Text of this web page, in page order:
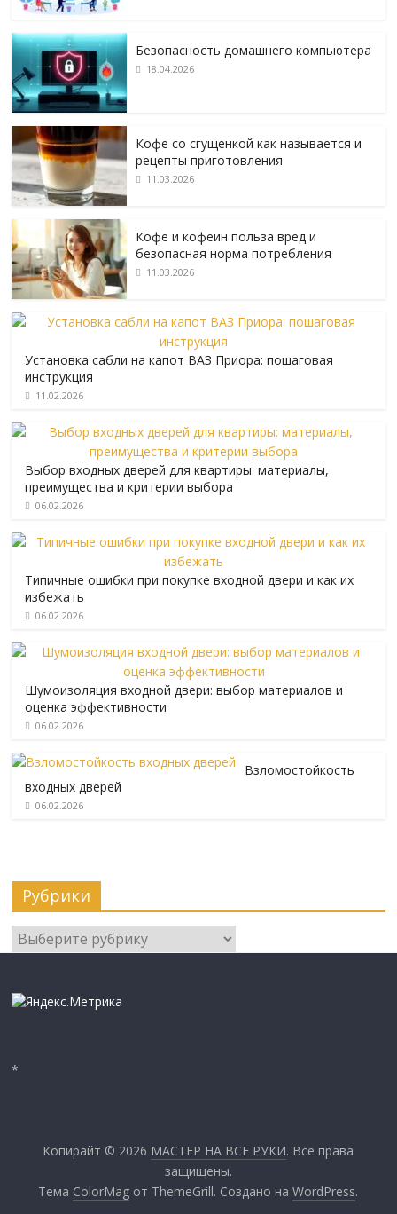
Безопасность домашнего компьютера
18.04.2026
Кофе со сгущенкой как называется и
рецепты приготовления
11.03.2026
Кофе и кофеин польза вред и
безопасная норма потребления
11.03.2026
Установка сабли на капот ВАЗ Приора: пошаговая
инструкция
11.02.2026
Выбор входных дверей для квартиры: материалы,
преимущества и критерии выбора
06.02.2026
Типичные ошибки при покупке входной двери и как их
избежать
06.02.2026
Шумоизоляция входной двери: выбор материалов и
оценка эффективности
06.02.2026
Взломостойкость
входных дверей
06.02.2026
Рубрики
Рубрики
*
Копирайт © 2026 МАСТЕР НА ВСЕ РУКИ. Все права
защищены.
Тема ColorMag от ThemeGrill. Создано наWordPress.